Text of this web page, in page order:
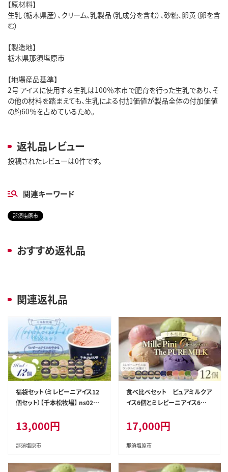
【原材料】
生乳（栃木県産）、クリーム、乳製品（乳成分を含む）、砂糖、卵黄（卵を含
む）
【製造地】
栃木県那須塩原市
【地場産品基準】
2号 アイスに使用する生乳は100％本市で肥育を行った生乳であり、そ
の他の材料を踏まえても、生乳による付加価値が製品全体の付加価値
の約60％を占めているため。
返礼品レビュー
投稿されたレビューは0件です。
関連キーワード
那須塩原市
おすすめ返礼品
関連返礼品
福袋セット（ミレピーニアイス12
個セット）【千本松牧場】 ns025-
13,000円
那須塩原市
食べ比べセット ピュアミルクア
イス6個とミレピーニアイス6個
17,000円
那須塩原市